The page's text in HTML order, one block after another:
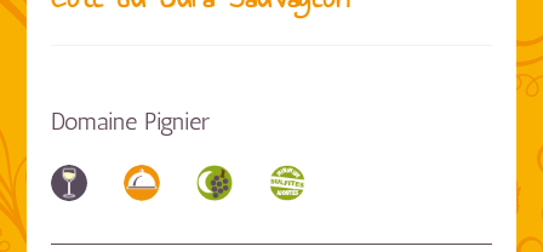
Domaine Pignier